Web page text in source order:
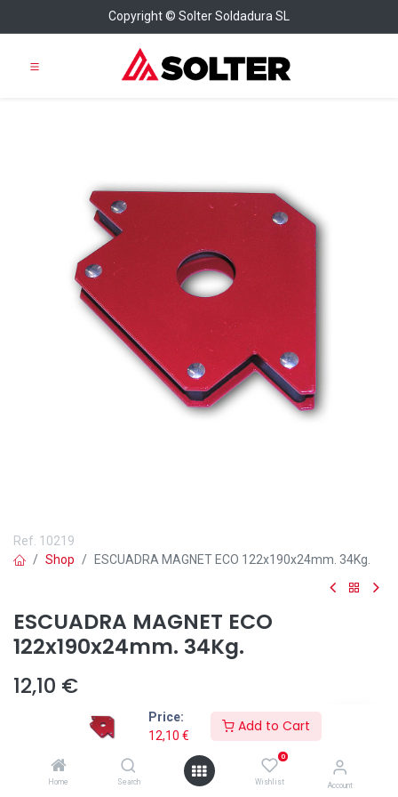
Price:
12,10 €
Add to Cart
Home Search
0
Wishlist Account
Copyright © Solter Soldadura SL
Ref. 10219
Shop
ESCUADRA MAGNET ECO 122x190x24mm. 34Kg.
ESCUADRA MAGNET ECO
122x190x24mm. 34Kg.
12,10 €
Añadir a lista de deseos